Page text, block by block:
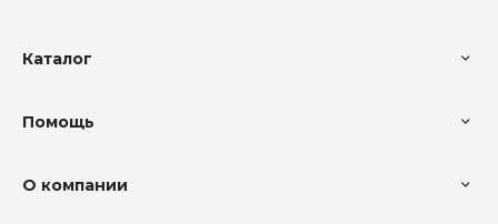
Каталог
Помощь
О компании